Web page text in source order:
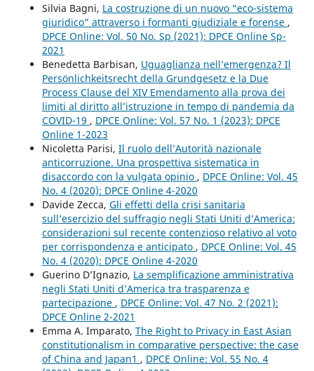
Silvia Bagni, La costruzione di un nuovo “eco-sistema
giuridico” attraverso i formanti giudiziale e forense ,
DPCE Online: Vol. 50 No. Sp (2021): DPCE Online Sp-
2021
Benedetta Barbisan, Uguaglianza nell’emergenza? Il
Persönlichkeitsrecht della Grundgesetz e la Due
Process Clause del XIV Emendamento alla prova dei
limiti al diritto all’istruzione in tempo di pandemia da
COVID-19 , DPCE Online: Vol. 57 No. 1 (2023): DPCE
Online 1-2023
Nicoletta Parisi, Il ruolo dell’Autorità nazionale
anticorruzione. Una prospettiva sistematica in
disaccordo con la vulgata opinio , DPCE Online: Vol. 45
No. 4 (2020): DPCE Online 4-2020
Davide Zecca, Gli effetti della crisi sanitaria
sull’esercizio del suffragio negli Stati Uniti d’America:
considerazioni sul recente contenzioso relativo al voto
per corrispondenza e anticipato , DPCE Online: Vol. 45
No. 4 (2020): DPCE Online 4-2020
Guerino D’Ignazio, La semplificazione amministrativa
negli Stati Uniti d’America tra trasparenza e
partecipazione , DPCE Online: Vol. 47 No. 2 (2021):
DPCE Online 2-2021
Emma A. Imparato, The Right to Privacy in East Asian
constitutionalism in comparative perspective: the case
of China and Japan1 , DPCE Online: Vol. 55 No. 4